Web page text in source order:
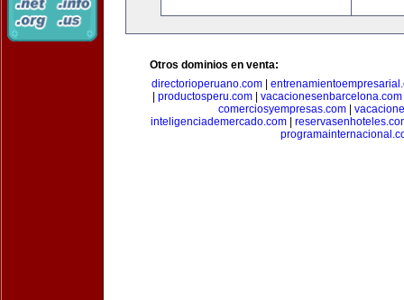
Otros dominios en venta:
directorioperuano.com
productosperu.com| vacacionesenbarcelona.com
comerciosyempresas.com|
inteligenciademercado.com|